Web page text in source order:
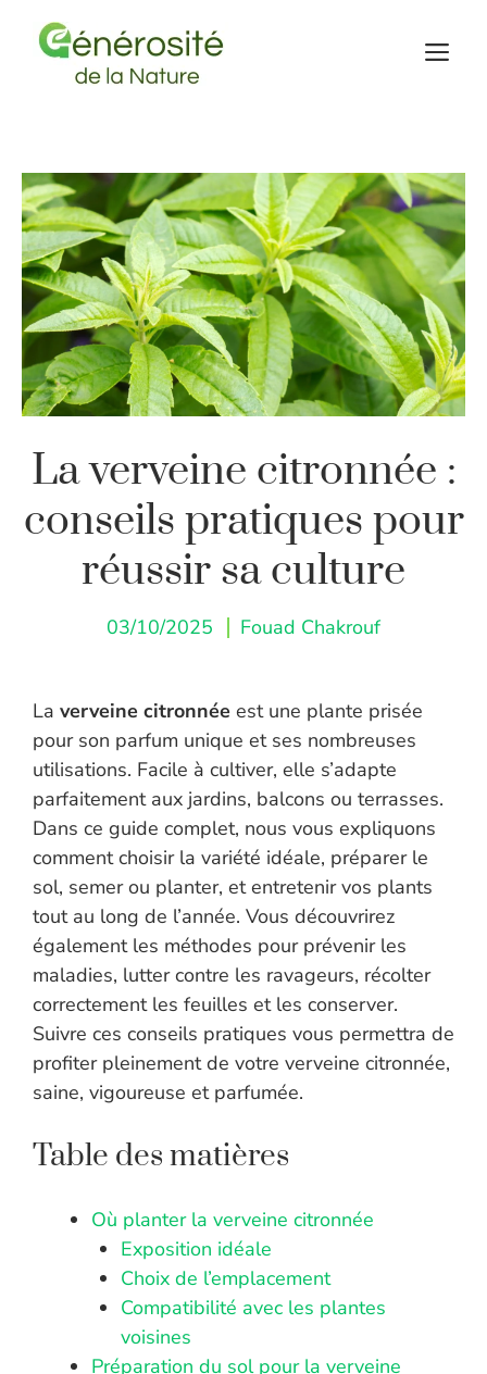
La verveine citronnée :
conseils pratiques pour
réussir sa culture
03/10/2025 Fouad Chakrouf
La verveine citronnée est une plante prisée
pour son parfum unique et ses nombreuses
utilisations. Facile à cultiver, elle s’adapte
parfaitement aux jardins, balcons ou terrasses.
Dans ce guide complet, nous vous expliquons
comment choisir la variété idéale, préparer le
sol, semer ou planter, et entretenir vos plants
tout au long de l’année. Vous découvrirez
également les méthodes pour prévenir les
maladies, lutter contre les ravageurs, récolter
correctement les feuilles et les conserver.
Suivre ces conseils pratiques vous permettra de
profiter pleinement de votre verveine citronnée,
saine, vigoureuse et parfumée.
Table des matières
Où planter la verveine citronnée
Exposition idéale
Choix de l’emplacement
Compatibilité avec les plantes
voisines
Préparation du sol pour la verveine